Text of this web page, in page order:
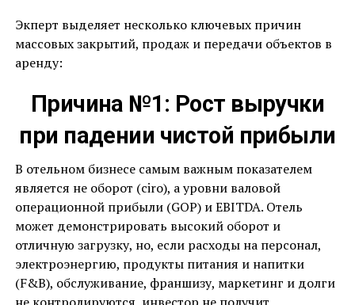
Экперт выделяет несколько ключевых причин
массовых закрытий, продаж и передачи объектов в
аренду:
Причина №1: Рост выручки
при падении чистой прибыли
В отельном бизнесе самым важным показателем
является не оборот (ciro), а уровни валовой
операционной прибыли (GOP) и EBITDA. Отель
может демонстрировать высокий оборот и
отличную загрузку, но, если расходы на персонал,
электроэнергию, продукты питания и напитки
(F&B), обслуживание, франшизу, маркетинг и долги